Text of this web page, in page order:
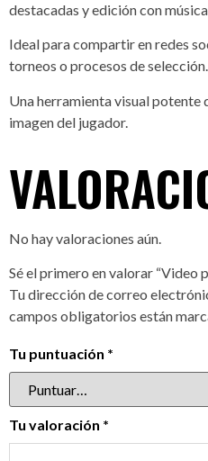
destacadas y edición con
Ideal para compartir en redes
torneos o procesos de selección.
Una herramienta visual potente
imagen del jugador.
No hay valoraciones aún.
Sé el primero en valorar “Video
Tu dirección de correo
campos obligatorios están
Tu puntuación *
Tu valoración *